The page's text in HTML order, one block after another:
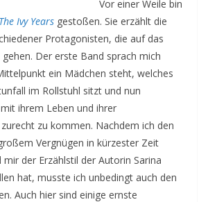
Vor einer Weile bin
The Ivy Years gestoßen. Sie erzählt die
Protagonisten, die auf das
gehen. Der erste Band sprach mich
ein Mädchen steht, welches
im Rollstuhl sitzt und nun
ihrem Leben und ihrer
zu kommen. Nachdem ich den
Vergnügen in kürzester Zeit
mir der Erzählstil der Autorin Sarina
hat, musste ich unbedingt auch den
Auch hier sind einige ernste